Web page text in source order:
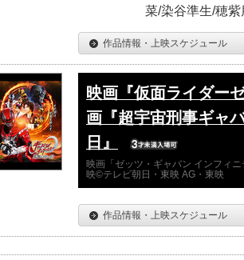
菜/染谷準生/穂
作品情報・上映スケジュール
映画『仮面ライダー
画『超宇宙刑事ギャ
日』
映画「ゼッツ・ギャバン インフィ
映©テレビ朝日・東映 AG・東映
作品情報・上映スケジュール